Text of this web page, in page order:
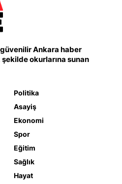
Ankara haber
okurlarına sunan
Politika
Asayiş
Ekonomi
Spor
Eğitim
Sağlık
Hayat